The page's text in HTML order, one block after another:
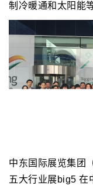
制冷暖通和太阳能
中东国际展览集团
五大行业展big5 在